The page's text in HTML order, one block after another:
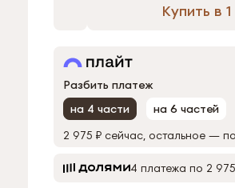
Купить в
Разбить платеж
на 4 части
на 6 частей
2 975 ₽ сейчас, остальное —
4 платежа по 2